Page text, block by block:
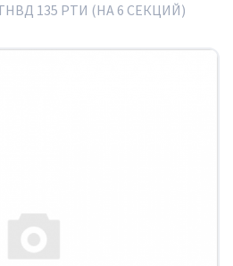
135 РТИ (НА 6 СЕКЦИЙ)